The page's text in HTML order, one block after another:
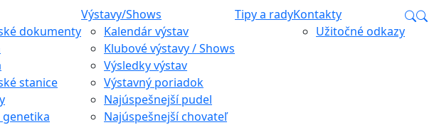
dokumenty
stanice
genetika
Výstavy/Shows
Kalendár výstav
Klubové výstavy / Shows
Výsledky výstav
Výstavný poriadok
Najúspešnejší pudel
Najúspešnejší chovateľ
Tipy a radyKontakty
Užitočné odkazy